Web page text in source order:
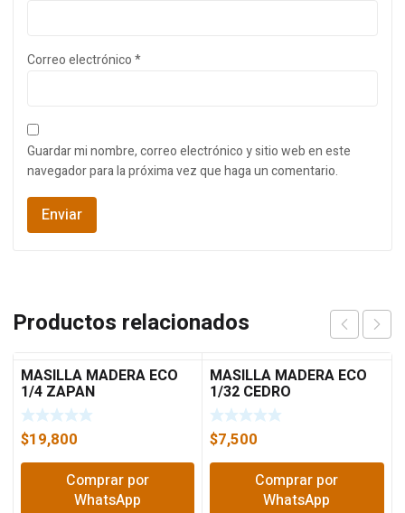
Correo electrónico*
Guardar mi nombre, correo electrónico y sitio web en este
navegador para la próxima vez que haga un comentario.
Productos relacionados
MASILLA MADERA ECO
1/4 ZAPAN
$19,800
Comprar por
WhatsApp
MASILLA MADERA ECO
1/32 CEDRO
$7,500
Comprar por
WhatsApp